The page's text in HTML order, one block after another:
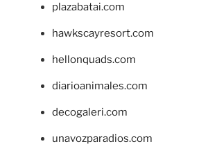
plazabatai.com
hawkscayresort.com
hellonquads.com
diarioanimales.com
decogaleri.com
unavozparadios.com